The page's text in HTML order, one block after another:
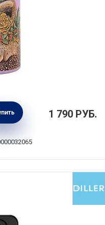
"Живая планета,
сталь,
JR0192
1 790 РУБ.